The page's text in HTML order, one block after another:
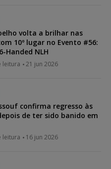
volta a brilhar nas
10º lugar no Evento #56:
Handed NLH
leitura 21 jun 2026
confirma regresso às
de ter sido banido em
leitura 16 jun 2026